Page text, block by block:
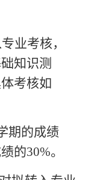
专业考核，
知识测
考核如
期的成绩
的30%。